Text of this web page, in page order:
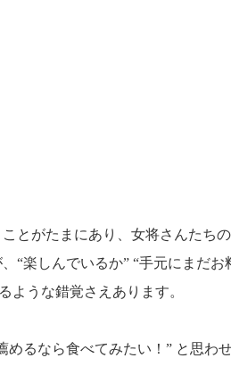
とがたまにあり、女将さんたち
“楽しんでいるか” “手元にまだお
ような錯覚さえあります。
めるなら食べてみたい！” と思わ